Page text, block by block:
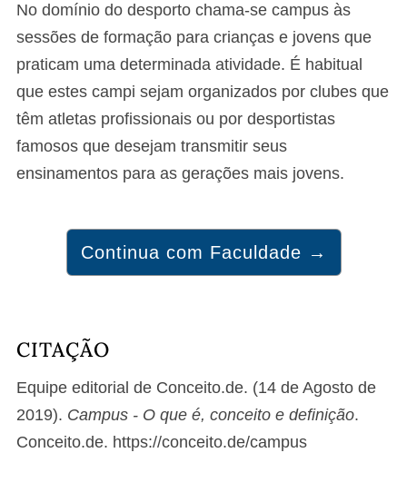
No domínio do desporto chama-se campus às
sessões de formação para crianças e jovens que
praticam uma determinada atividade. É habitual
que estes campi sejam organizados por clubes que
têm atletas profissionais ou por desportistas
famosos que desejam transmitir seus
ensinamentos para as gerações mais jovens.
Continua com Faculdade →
CITAÇÃO
Equipe editorial de Conceito.de. (14 de Agosto de
2019). Campus - O que é, conceito e definição.
Conceito.de. https://conceito.de/campus